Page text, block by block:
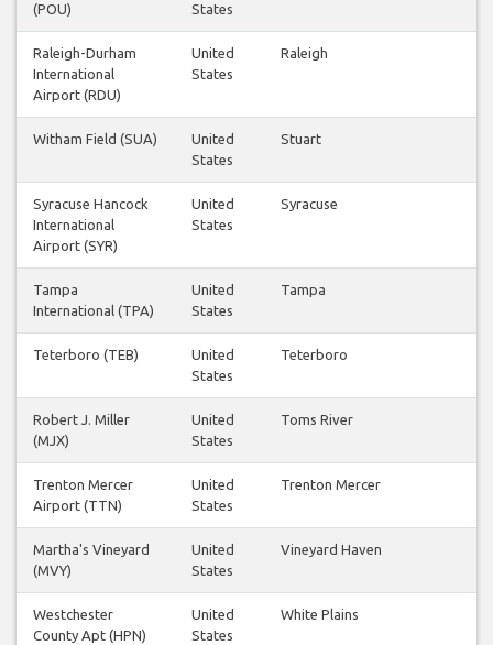
(POU)
States
Raleigh-Durham
International
Airport (RDU)
United
States
Raleigh
Witham Field (SUA)
United
States
Stuart
Syracuse Hancock
International
Airport (SYR)
United
States
Syracuse
Tampa
International (TPA)
United
States
Tampa
Teterboro (TEB)
United
States
Teterboro
Robert J. Miller
(MJX)
United
States
Toms River
Trenton Mercer
Airport (TTN)
United
States
Trenton Mercer
Martha's Vineyard
(MVY)
United
States
Vineyard Haven
Westchester
County Apt (HPN)
United
States
White Plains